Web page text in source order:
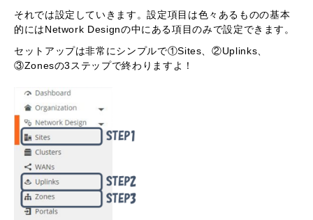
それでは設定していきます。設定項目は色々あるものの基本
的にはNetwork Designの中にある項目のみで設定できます。
セットアップは非常にシンプルで①Sites、②Uplinks、
③Zonesの3ステップで終わりますよ！